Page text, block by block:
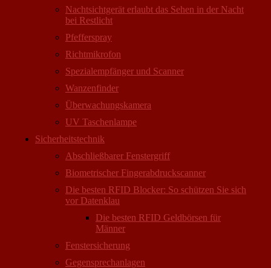
Nachtsichtgerät erlaubt das Sehen in der Nacht
bei Restlicht
Pfefferspray
Richtmikrofon
Spezialempfänger und Scanner
Wanzenfinder
Überwachungskamera
UV Taschenlampe
Sicherheitstechnik
Abschließbarer Fenstergriff
Biometrischer Fingerabdruckscanner
Die besten RFID Blocker: So schützen Sie sich
vor Datenklau
Die besten RFID Geldbörsen für
Männer
Fenstersicherung
Gegensprechanlagen